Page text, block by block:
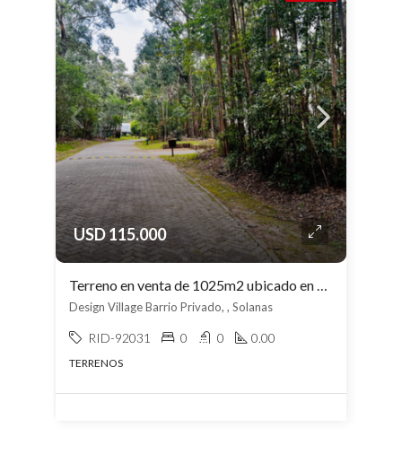
USD 115.000
Terreno en venta de 1025m2 ubicado en Solanas
Design Village Barrio Privado, , Solanas
RID-92031 0 0 0.00
TERRENOS